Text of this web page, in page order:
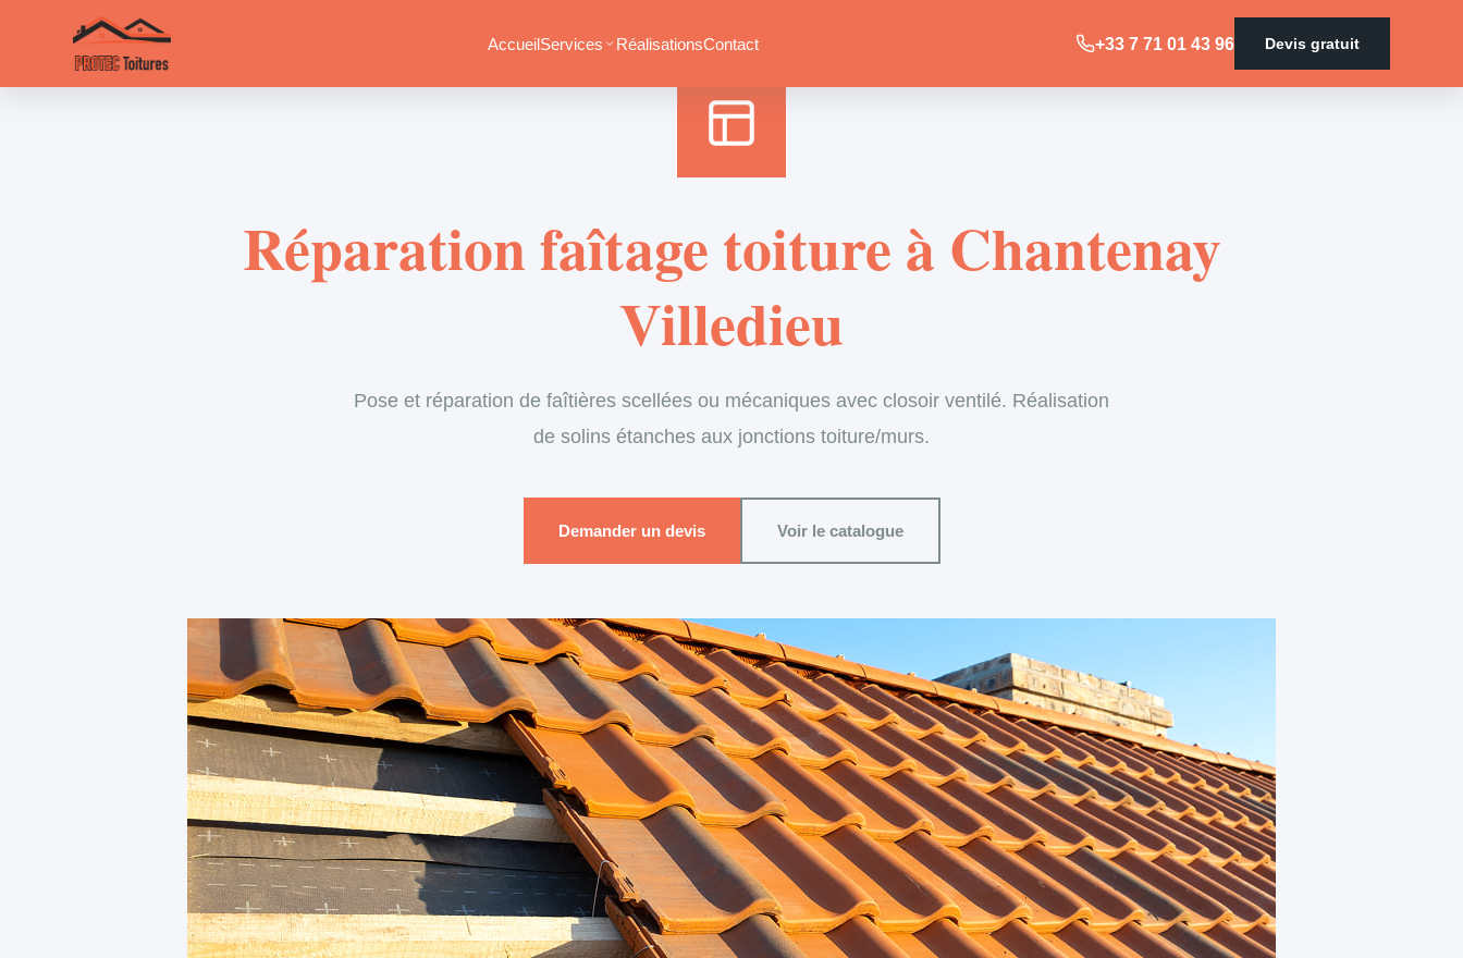
AccueilServices RéalisationsContact +33 7 71 01 43 96 Devis gratuit
Réparation faîtage toiture à Chantenay
Villedieu
Pose et réparation de faîtières scellées ou mécaniques avec closoir ventilé. Réalisation
de solins étanches aux jonctions toiture/murs.
Demander un devis Voir le catalogue